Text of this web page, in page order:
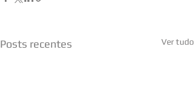
Posts recentes Ver tudo